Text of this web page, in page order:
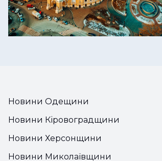
Новини Одещини
Новини Кіровоградщини
Новини Херсонщини
Новини Миколаївщини